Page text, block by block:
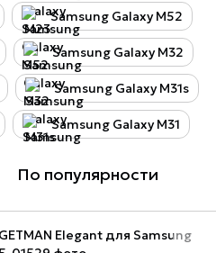
Samsung Galaxy M52
Samsung Galaxy M32
Samsung Galaxy M31s
Samsung Galaxy M31
По популярности